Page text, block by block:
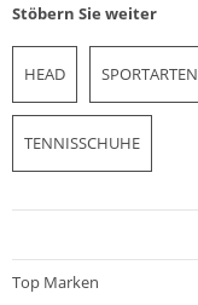
Stöbern Sie weiter
HEAD SPORTARTEN
TENNISSCHUHE
Top Marken